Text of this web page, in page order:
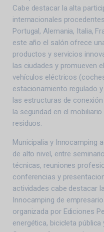
Cabe destacar la alta
internacionales
Portugal, Alemania, Italia,
este año el salón ofrece
productos y servicios
las ciudades y promueven
vehículos eléctricos
estacionamiento regulado
las estructuras de
la seguridad en el
residuos.
Municipalia y Innocamping
de alto nivel, entre
técnicas, reuniones
conferencias y
actividades cabe destacar
Innocamping de
organizada por Ediciones
energética, bicicleta